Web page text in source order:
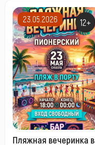
Пляжная вечеринка в
23.05.2026 12+